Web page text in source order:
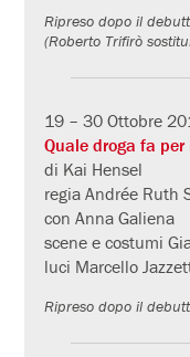
Ripreso dopo il
(Roberto Trifirò
19 – 30 Ottobre
Quale droga fa per
di Kai Hensel
regia Andrée Ruth
con Anna Galiena
scene e costumi
luci Marcello
Ripreso dopo il